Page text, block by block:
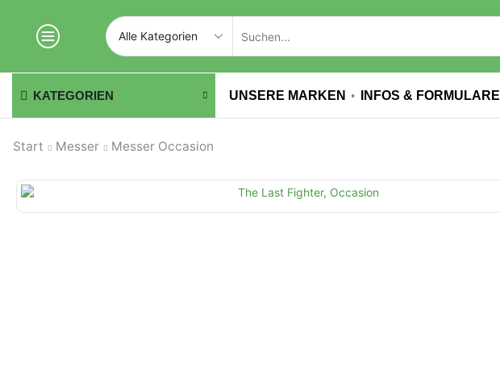
KATEGORIEN UNSERE MARKEN INFOS & FORMULARE
Start Messer Messer Occasion